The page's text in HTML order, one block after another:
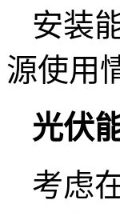
安装
源使用
光伏
考虑